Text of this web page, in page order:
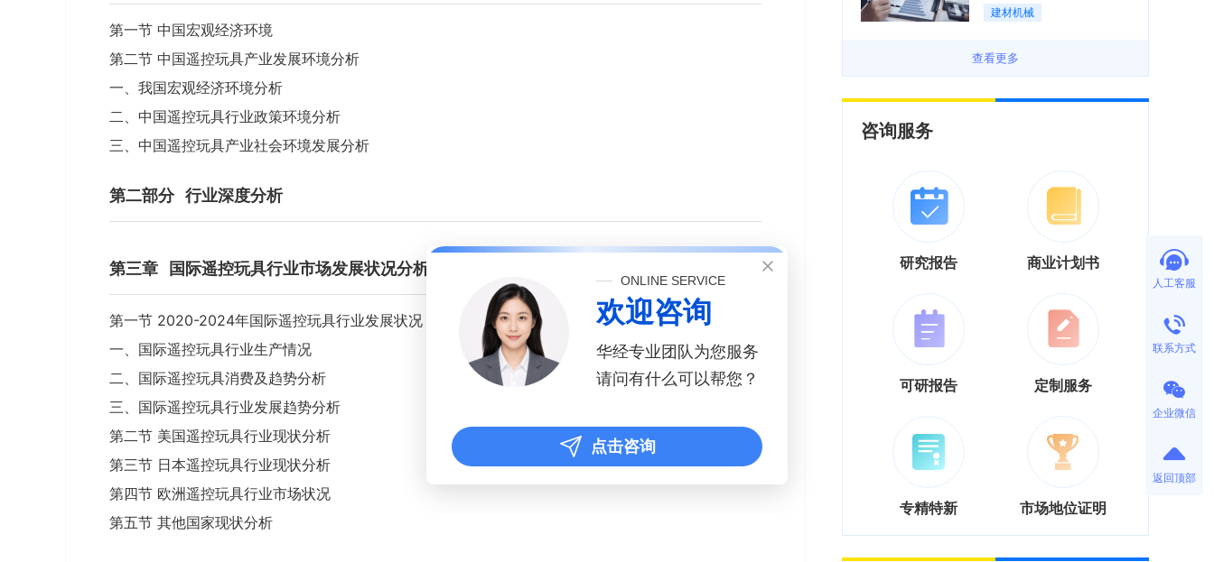
第一节 中国宏观经济环境
第二节 中国遥控玩具产业发展环境分析
一、我国宏观经济环境分析
二、中国遥控玩具行业政策环境分析
三、中国遥控玩具产业社会环境发展分析
第二部分 行业深度分析
第三章 国际遥控玩具行业市场发展状况分析
第一节 2020-2024年国际遥控玩具行业发展状况
一、国际遥控玩具行业生产情况
二、国际遥控玩具消费及趋势分析
三、国际遥控玩具行业发展趋势分析
第二节 美国遥控玩具行业现状分析
第三节 日本遥控玩具行业现状分析
第四节 欧洲遥控玩具行业市场状况
第五节 其他国家现状分析
务”综合服务商转型「图」
建材机械
查看更多
咨询服务
研究报告 商业计划书
可研报告 定制服务
专精特新 市场地位证明
人工客服
联系方式
企业微信
返回顶部
ONLINE SERVICE
欢迎咨询
华经专业团队为您服务
请问有什么可以帮您？
点击咨询